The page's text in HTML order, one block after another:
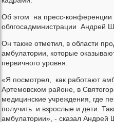
Об этом на пресс-конференции
облгосадминистрации Андрей
Он также отметил, в области
амбулатории, которые
первичного уровня.
«Я посмотрел, как работают
Артемовском районе, в
медицинские учреждения, где
получить и взрослые и дети.
амбулатории», - сказал Андрей